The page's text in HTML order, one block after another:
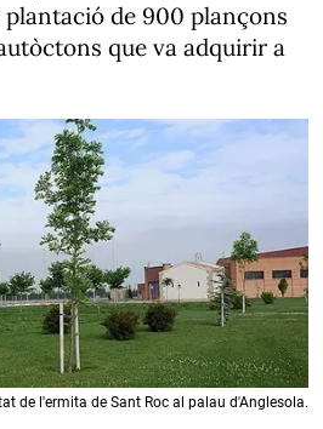
plantació de 900 plançons
que va adquirir a
de l'ermita de Sant Roc al palau d'Anglesola.